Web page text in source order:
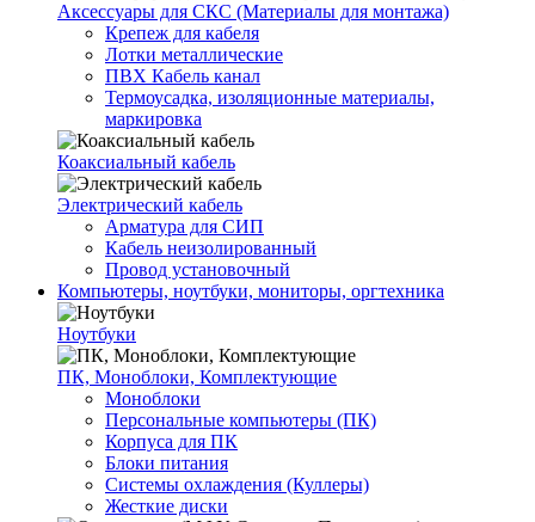
Аксессуары для СКС (Материалы для монтажа)
Крепеж для кабеля
Лотки металлические
ПВХ Кабель канал
Термоусадка, изоляционные материалы,
маркировка
Коаксиальный кабель
Электрический кабель
Арматура для СИП
Кабель неизолированный
Провод установочный
Компьютеры, ноутбуки, мониторы, оргтехника
Ноутбуки
ПК, Моноблоки, Комплектующие
Моноблоки
Персональные компьютеры (ПК)
Корпуса для ПК
Блоки питания
Системы охлаждения (Куллеры)
Жесткие диски